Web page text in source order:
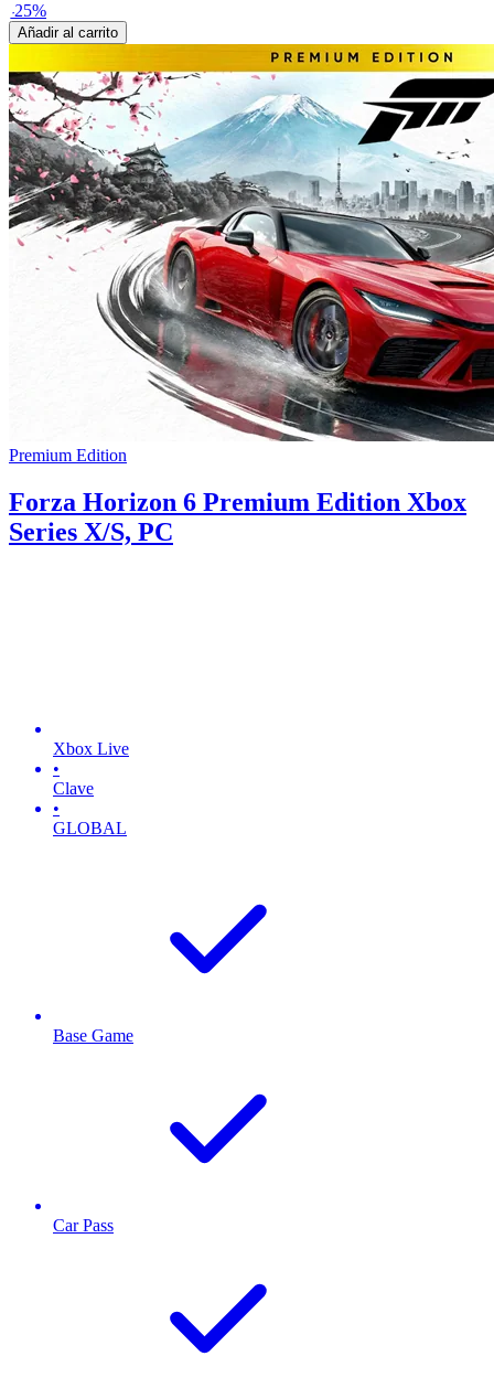
-25%
Añadir al carrito
Premium Edition
Forza Horizon 6 Premium Edition Xbox
Series X/S, PC
Xbox Live
•
Clave
•
GLOBAL
Base Game
Car Pass